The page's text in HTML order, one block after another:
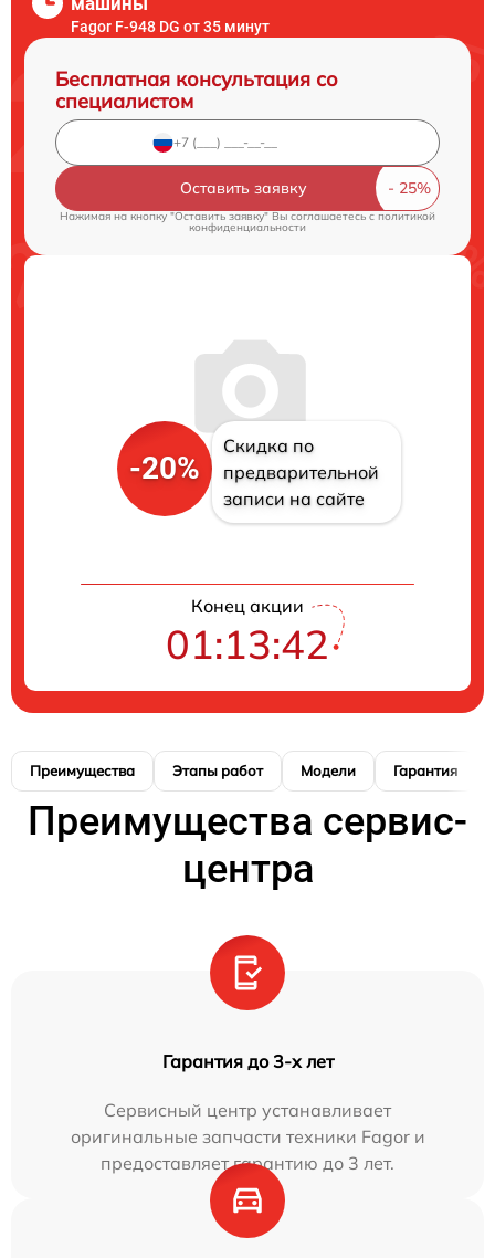
Fagor F-948 DG от 35 минут
Бесплатная консультация со
специалистом
Оставить заявку
Нажимая на кнопку "Оставить заявку" Вы соглашаетесь cполитикой
конфиденциальности
-20%
Скидка по
предварительной
записи на сайте
Конец акции
01:13:41
Преимущества Этапы работ Модели Гарантия
Преимущества сервис-
центра
Гарантия до 3-х лет
Сервисный центр устанавливает
оригинальные запчасти техники Fagor и
предоставляет гарантию до 3 лет.